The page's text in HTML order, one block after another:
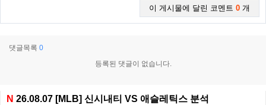
이 게시물에 달린 코멘트 0 개
댓글목록 0
등록된 댓글이 없습니다.
N 26.08.07 [MLB] 신시내티 VS 애슬레틱스 분석